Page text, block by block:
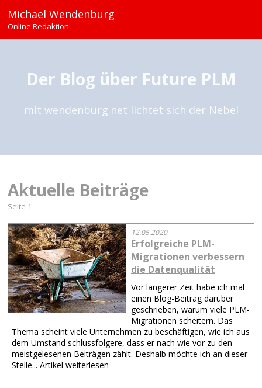
Michael Wendenburg
Online Redaktion
Der Blog über Future PLM
mit wendenburg.net lichtet sich der Nebel
Aktuelle Beiträge
Seite 1
12.05.2020
Erfolgreiche PLM-
Migrationen verbessern
die Datenqualität
Vor längerer Zeit habe ich mal
einen Blog-Beitrag darüber
geschrieben, warum viele PLM-
Migrationen scheitern. Das
Thema scheint viele Unternehmen zu beschäftigen, wie ich aus
dem Umstand schlussfolgere, dass er nach wie vor zu den
meistgelesenen Beiträgen zählt. Deshalb möchte ich an dieser
Stelle...Artikel weiterlesen